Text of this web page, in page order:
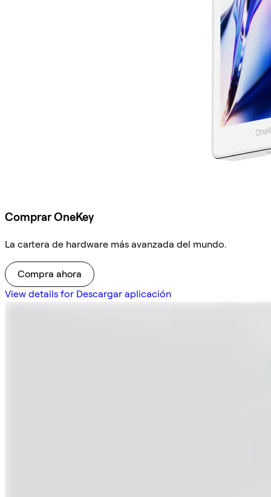
Comprar OneKey
La cartera de hardware más avanzada del mundo.
Compra ahora
View details for Descargar aplicación